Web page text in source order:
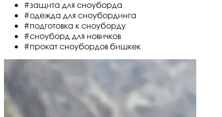
#защита для сноуборда
#одежда для сноубординга
#подготовка к сноуборду
#сноуборд для новичков
#прокат сноубордов бишкек